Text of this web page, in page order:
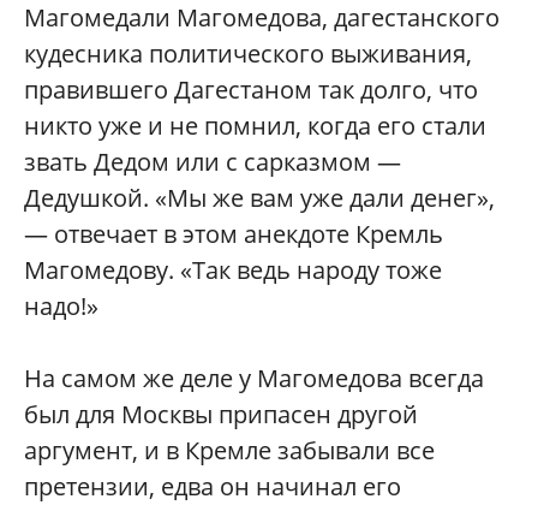
Магомедали Магомедова, дагестанского
кудесника политического выживания,
правившего Дагестаном так долго, что
никто уже и не помнил, когда его стали
звать Дедом или с сарказмом —
Дедушкой. «Мы же вам уже дали денег»,
— отвечает в этом анекдоте Кремль
Магомедову. «Так ведь народу тоже
надо!»
На самом же деле у Магомедова всегда
был для Москвы припасен другой
аргумент, и в Кремле забывали все
претензии, едва он начинал его